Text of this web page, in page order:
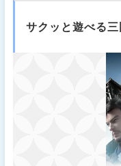
サクッと遊べる三